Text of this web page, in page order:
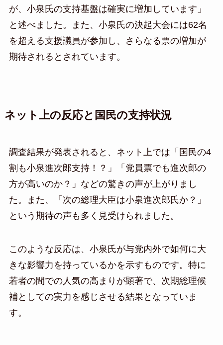
が、小泉氏の支持基盤は確実に増加しています」
と述べました。また、小泉氏の決起大会には62名
を超える支援議員が参加し、さらなる票の増加が
期待されるとされています。
ネット上の反応と国民の支持状況
調査結果が発表されると、ネット上では「国民の4
割も小泉進次郎支持！？」「党員票でも進次郎の
方が高いのか？」などの驚きの声が上がりまし
た。また、「次の総理大臣は小泉進次郎氏か？」
という期待の声も多く見受けられました。
このような反応は、小泉氏が与党内外で如何に大
きな影響力を持っているかを示すものです。特に
若者の間での人気の高まりが顕著で、次期総理候
補としての実力を感じさせる結果となっていま
す。